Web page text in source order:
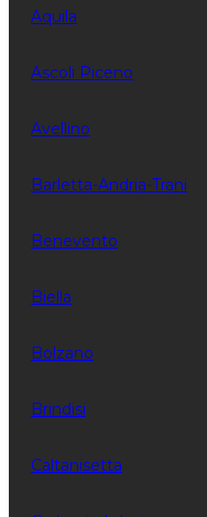
Aquila
Ascoli Piceno
Avellino
Barletta-Andria-Trani
Benevento
Biella
Bolzano
Brindisi
Caltanisetta